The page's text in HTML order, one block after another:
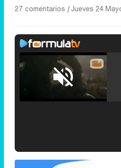
27 comentarios |Jueves 24
Unmute